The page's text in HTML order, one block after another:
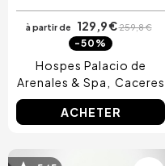
à partir de 129,9 €259,8 €
-50%
Hospes Palacio de
Arenales & Spa
Caceres
ACHETER